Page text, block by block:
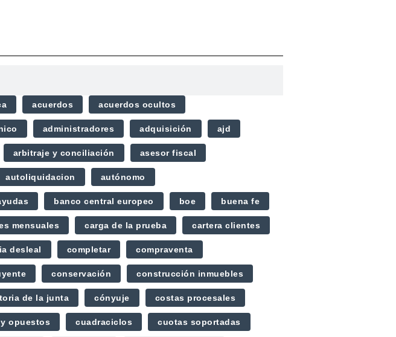
acuerdos acuerdos ocultos
administradores adquisición ajd
arbitraje y conciliación asesor fiscal
autoliquidacion autónomo
banco central europeo boe buena fe
mensuales carga de la prueba cartera clientes
desleal completar compraventa
conservación construcción inmuebles
de la junta cónyuje costas procesales
opuestos cuadraciclos cuotas soportadas